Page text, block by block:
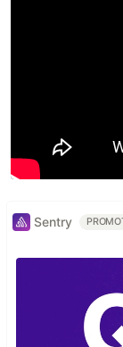
Sentry